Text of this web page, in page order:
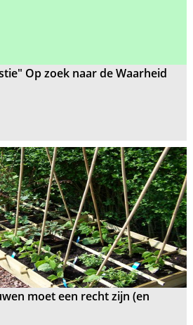
Op zoek naar de Waarheid
moet een recht zijn (en